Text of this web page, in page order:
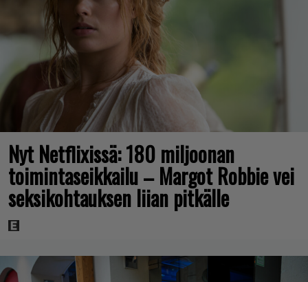
Nyt Netflixissä: 180 miljoonan
toimintaseikkailu – Margot Robbie vei
seksikohtauksen liian pitkälle